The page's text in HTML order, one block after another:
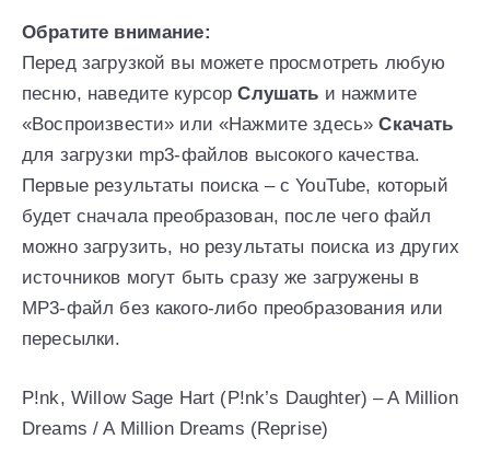
Обратите внимание:
Перед загрузкой вы можете просмотреть любую
песню, наведите курсорСлушать и нажмите
«Воспроизвести» или «Нажмите здесь»Скачать
для загрузки mp3-файлов высокого качества.
Первые результаты поиска – с YouTube, который
будет сначала преобразован, после чего файл
можно загрузить, но результаты поиска из других
источников могут быть сразу же загружены в
MP3-файл без какого-либо преобразования или
пересылки.
P!nk, Willow Sage Hart (P!nk’s Daughter) – A Million
Dreams / A Million Dreams (Reprise)